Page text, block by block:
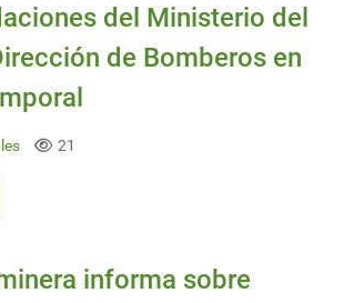
del Ministerio del
de Bomberos en
21
informa sobre